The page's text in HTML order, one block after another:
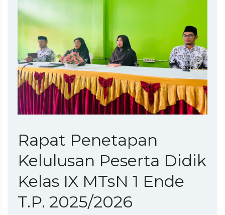
Rapat Penetapan
Kelulusan Peserta Didik
Kelas IX MTsN 1 Ende
T.P. 2025/2026